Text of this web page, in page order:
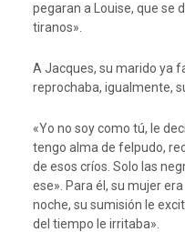
pegaran a Louise, que se
tiranos».
A Jacques, su marido ya
reprochaba, igualmente,
«Yo no soy como tú, le
tengo alma de felpudo,
de esos críos. Solo las
ese». Para él, su mujer
noche, su sumisión le
del tiempo le irritaba».